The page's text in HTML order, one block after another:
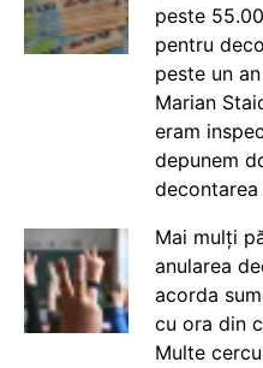
peste
pentru
peste un
Marian
eram
depunem
decontarea
Mai mulți
anularea
acorda
cu ora din
Multe